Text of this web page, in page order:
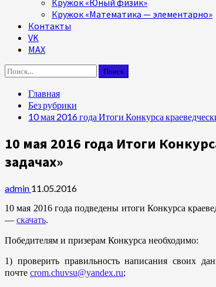
Кружок «Юный физик»
Кружок «Математика — элементарно»
Контакты
VK
MAX
Найти:
Главная
Без рубрики
10 мая 2016 года Итоги Конкурса
10 мая 2016 года Итоги
задачах»
admin 11.05.2016
10 мая 2016 года подведены итоги Конкурса
— скачать.
Победителям и призерам Конкурса необходимо:
1) проверить правильность написания своих
почте crom.chuvsu@yandex.ru;